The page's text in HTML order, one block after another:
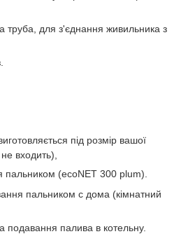
труба, для з'єднання живильника з
під розмір вашої
входить),
пальником (ecoNET 300 plum)
пальником c дома (кімнатний
подавання палива в котельну.